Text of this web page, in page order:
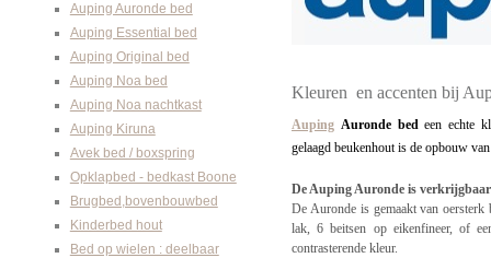
Auping Auronde bed
Auping Essential bed
Auping Original bed
Auping Noa bed
Auping Noa nachtkast
Auping Kiruna
Avek bed / boxspring
Opklapbed - bedkast Boone
Brugbed,bovenbouwbed
Kinderbed hout
Bed op wielen : deelbaar
Kleuren en accenten bij
Auping Auronde bed een echte
gelaagd beukenhout is de opbouw
De Auping Auronde is
De Auronde is gemaakt van
lak, 6 beitsen op eikenfineer, of
contrasterende kleur.